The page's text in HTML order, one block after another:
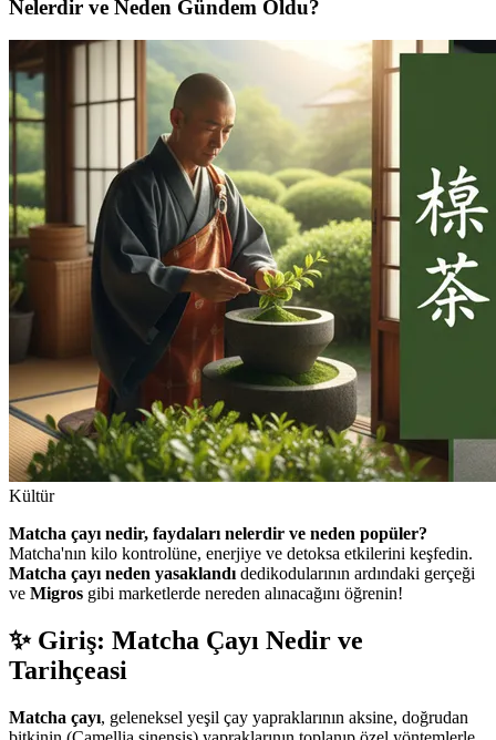
Nelerdir ve Neden Gündem Oldu?
Kültür
Matcha çayı nedir, faydaları nelerdir ve neden popüler?
Matcha'nın kilo kontrolüne, enerjiye ve detoksa etkilerini keşfedin.
Matcha çayı neden yasaklandıdedikodularının ardındaki gerçeği
ve Migros gibi marketlerde nereden alınacağını öğrenin!
✨ Giriş: Matcha Çayı Nedir ve
Tarihçeasi
Matcha çayı, geleneksel yeşil çay yapraklarının aksine, doğrudan